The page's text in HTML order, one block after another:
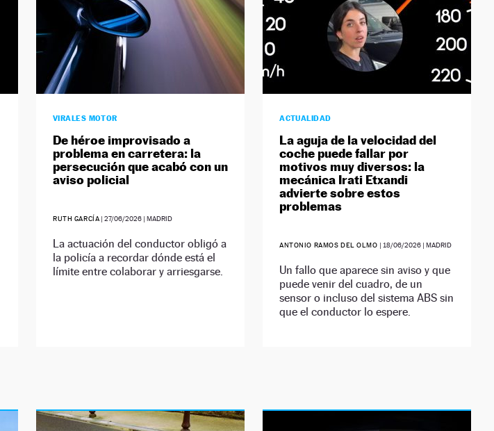
VIRALES MOTOR
De héroe improvisado a
problema en carretera: la
persecución que acabó con un
aviso policial
RUTH GARCÍA |27/06/2026 | MADRID
La actuación del conductor obligó a
la policía a recordar dónde está el
límite entre colaborar y arriesgarse.
ACTUALIDAD
La aguja de la velocidad del
coche puede fallar por
motivos muy diversos: la
mecánica Irati Etxandi
advierte sobre estos
problemas
ANTONIO RAMOS DEL OLMO | 18/06/2026| MADRID
Un fallo que aparece sin aviso y que
puede venir del cuadro, de un
sensor o incluso del sistema ABS sin
que el conductor lo espere.